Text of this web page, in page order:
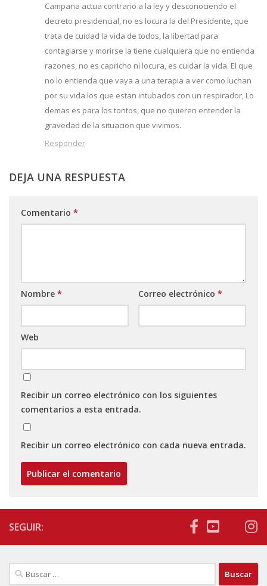
Campana actua contrario a la ley y desconociendo el
decreto presidencial, no es locura la del Presidente, que
trata de cuidad la vida de todos, la libertad para
contagiarse y morirse la tiene cualquiera que no entienda
razones, no es capricho ni locura, es cuidar la vida. El que
no lo entienda que vaya a una terapia a ver como luchan
por su vida los que estan intubados con un respirador, Lo
demas es para los tontos, que no quieren entender la
gravedad de la situacion que vivimos.
Responder
DEJA UNA RESPUESTA
Comentario *
Nombre * Correo electrónico *
Web
Recibir un correo electrónico con los siguientes
comentarios a esta entrada.
Recibir un correo electrónico con cada nueva entrada.
SEGUIR:
Buscar: